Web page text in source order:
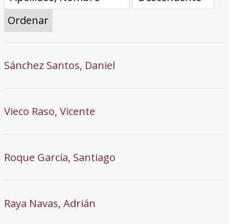
Ordenar
Sánchez Santos, Daniel
Vieco Raso, Vicente
Roque García, Santiago
Raya Navas, Adrián